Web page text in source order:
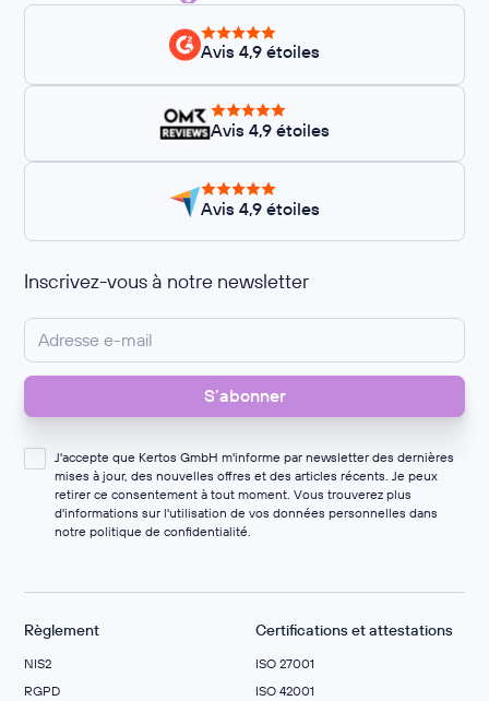
Avis 4,9 étoiles
Avis 4,9 étoiles
Avis 4,9 étoiles
Inscrivez-vous à notre newsletter
J'accepte que Kertos GmbH m'informe par newsletter des dernières
mises à jour, des nouvelles offres et des articles récents. Je peux
retirer ce consentement à tout moment. Vous trouverez plus
d'informations sur l'utilisation de vos données personnelles dans
notre politique de confidentialité.
Règlement
NIS2
RGPD
Certifications et attestations
ISO 27001
ISO 42001